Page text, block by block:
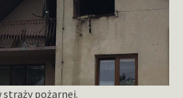
straży pożarnej.